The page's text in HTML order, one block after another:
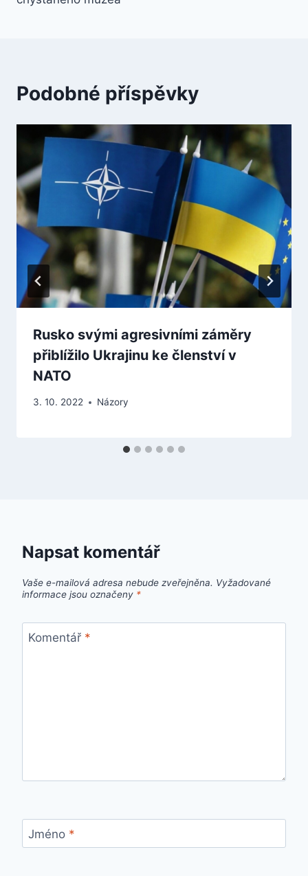
Podobné příspěvky
Rusko svými agresivními záměry
přiblížilo Ukrajinu ke členství v
NATO
3. 10. 2022 Názory
Napsat komentář
Vaše e-mailová adresa nebude zveřejněna. Vyžadované
informace jsou označeny *
Komentář *
Jméno *